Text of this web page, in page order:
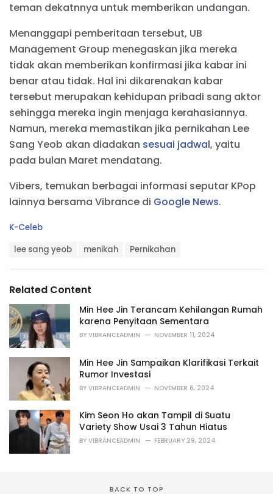
teman dekatnnya untuk memberikan undangan.
Menanggapi pemberitaan tersebut, UB
Management Group menegaskan jika mereka
tidak akan memberikan konfirmasi jika kabar ini
benar atau tidak. Hal ini dikarenakan kabar
tersebut merupakan kehidupan pribadi sang aktor
sehingga mereka ingin menjaga kerahasiannya.
Namun, mereka memastikan jika pernikahan Lee
Sang Yeob akan diadakan sesuai jadwal, yaitu
pada bulan Maret mendatang.
Vibers, temukan berbagai informasi seputar KPop
lainnya bersama Vibrance di Google News.
C
r
i
e
s
:
K-Celeb
:
lee sang yeob menikah Pernikahan
Related Content
Min Hee Jin Terancam Kehilangan Rumah
karena Penyitaan Sementara
BY VIBRANCEADMIN NOVEMBER 11, 2024
Min Hee Jin Sampaikan Klarifikasi Terkait
Rumor Investasi
BY VIBRANCEADMIN NOVEMBER 6, 2024
Kim Seon Ho akan Tampil di Suatu
Variety Show Usai 3 Tahun Hiatus
BY VIBRANCEADMIN FEBRUARY 29, 2024
BACK TO TOP